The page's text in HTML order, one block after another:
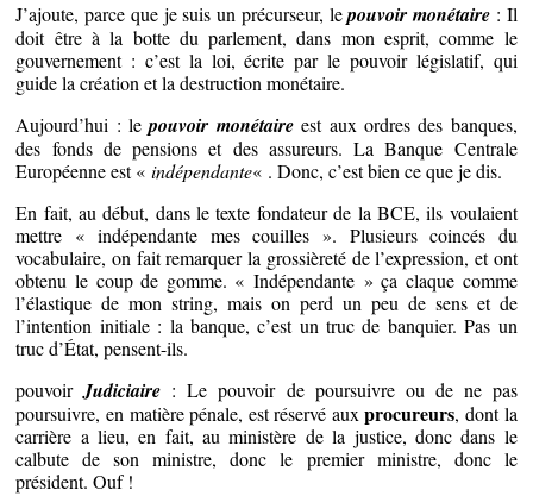
J’ajoute, parce que je suis un précurseur, lepouvoir monétaire : Il
doit être à la botte du parlement, dans mon esprit, comme le
gouvernement : c’est la loi, écrite par le pouvoir législatif, qui
guide la création et la destruction monétaire.
Aujourd’hui : lepouvoir monétaireest aux ordres des banques,
des fonds de pensions et des assureurs. La Banque Centrale
Européenne est «indépendante« . Donc, c’est bien ce que je dis.
En fait, au début, dans le texte fondateur de la BCE, ils voulaient
mettre « indépendante mes couilles ». Plusieurs coincés du
vocabulaire, on fait remarquer la grossièreté de l’expression, et ont
obtenu le coup de gomme. « Indépendante » ça claque comme
l’élastique de mon string, mais on perd un peu de sens et de
l’intention initiale : la banque, c’est un truc de banquier. Pas un
truc d’État, pensent-ils.
pouvoirJudiciaire : Le pouvoir de poursuivre ou de ne pas
poursuivre, en matière pénale, est réservé auxprocureurs, dont la
carrière a lieu, en fait, au ministère de la justice, donc dans le
calbute de son ministre, donc le premier ministre, donc le
président. Ouf !